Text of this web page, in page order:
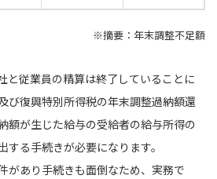
※摘要：年末調整不足額
と従業員の精算は終了していることに
び復興特別所得税の年末調整過納額還
額が生じた給与の受給者の給与所得の
る手続きが必要になります。
があり手続きも面倒なため、実務で